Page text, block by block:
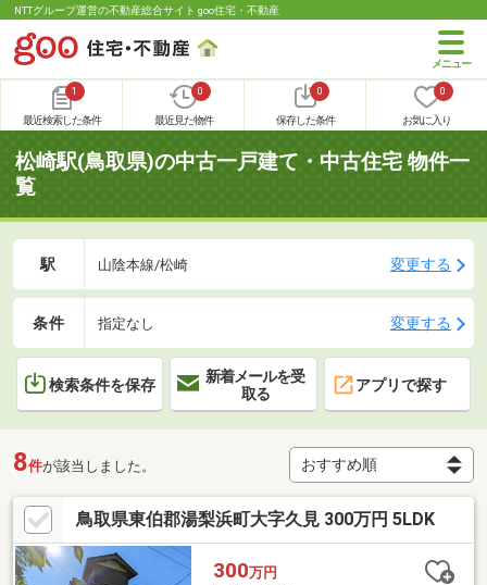
NTTグループ運営の不動産総合サイト goo住宅・不動産
1
最近検索した条件
0
最近見た物件
0
保存した条件
0
お気に入り
松崎駅(鳥取県)の中古一戸建て・中古住宅 物件一
覧
駅 山陰本線/松崎 変更する
条件 指定なし 変更する
検索条件を保存
新着メールを受
取る
アプリで探す
8件が該当しました。
鳥取県東伯郡湯梨浜町大字久見 300万円 5LDK
300万円